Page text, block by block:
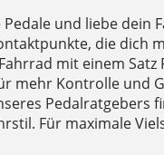
und liebe dein
die dich
mit einem Satz
mehr Kontrolle und
Pedalratgebers
Für maximale